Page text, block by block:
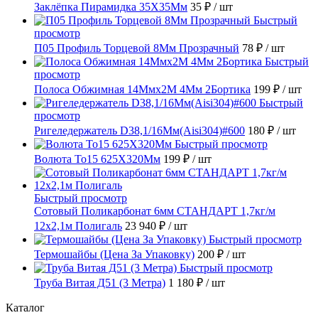
Заклёпка Пирамидка 35X35Мм 35 ₽/ шт
Быстрый
просмотр
П05 Профиль Торцевой 8Мм Прозрачный 78 ₽/ шт
Быстрый
просмотр
Полоса Обжимная 14Ммх2М 4Мм 2Бортика 199 ₽/ шт
Быстрый
просмотр
Ригеледержатель D38,1/16Мм(Aisi304)#600 180 ₽/ шт
Быстрый просмотр
Волюта То15 625X320Мм 199 ₽/ шт
Быстрый просмотр
Сотовый Поликарбонат 6мм СТАНДАРТ 1,7кг/м
12х2,1м Полигаль 23 940 ₽/ шт
Быстрый просмотр
Термошайбы (Цена За Упаковку) 200 ₽/ шт
Быстрый просмотр
Труба Витая Д51 (3 Метра) 1 180 ₽/ шт
Каталог